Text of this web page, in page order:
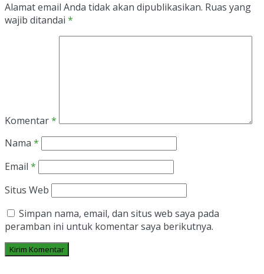
Alamat email Anda tidak akan dipublikasikan. Ruas yang
wajib ditandai *
Komentar*
Nama *
Email *
Situs Web
Simpan nama, email, dan situs web saya pada
peramban ini untuk komentar saya berikutnya.